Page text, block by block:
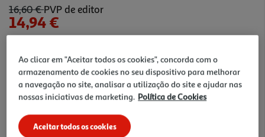
5.ª a edição e cujo livro A Pirata é um livro de
leitura recomendado para o público juvenil (12
edições). Uma antologia pessoal com 9 contos que
Gomes.
16,60 €PVP de editor
14,94 €
Ao clicar em "Aceitar todos os cookies", concorda com o
armazenamento de cookies no seu dispositivo para melhorar
a navegação no site, analisar a utilização do site e ajudar nas
nossas iniciativas de marketing. Política de Cookies
Aceitar todos os cookies